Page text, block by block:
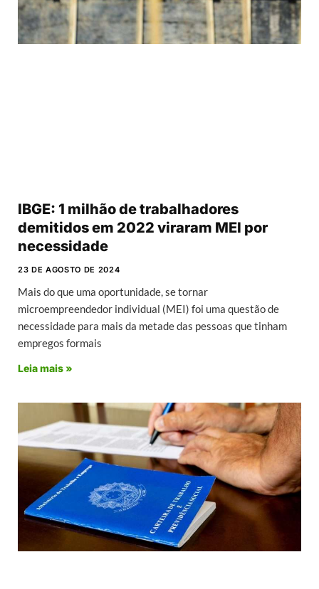
IBGE: 1 milhão de trabalhadores
demitidos em 2022 viraram MEI por
necessidade
23 DE AGOSTO DE 2024
Mais do que uma oportunidade, se tornar
microempreendedor individual (MEI) foi uma questão de
necessidade para mais da metade das pessoas que tinham
empregos formais
Leia mais »